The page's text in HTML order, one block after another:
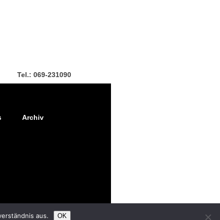
Tel.: 069-231090
Archiv
aus. OK